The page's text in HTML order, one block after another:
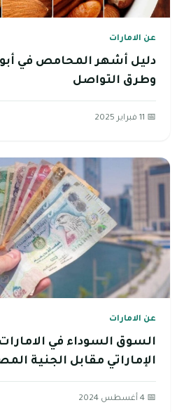
عن الامارات
دليل أشهر المحامص في
وطرق التواصل
📅 11 فبراير 2025
عن الامارات
السوق السوداء في
الإماراتي مقابل الجنية
📅 4 أغسطس 2024